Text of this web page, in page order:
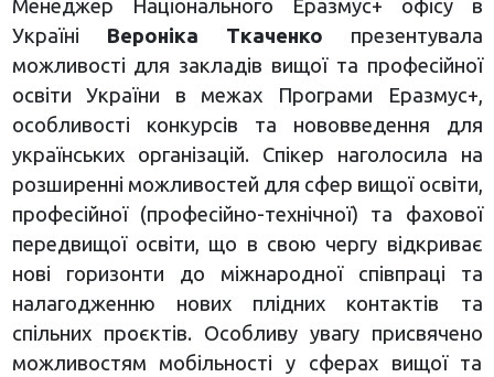
Менеджер Національного Еразмус+ офісу в
Україні Вероніка Ткаченко презентувала
можливості для закладів вищої та професійної
освіти України в межах Програми Еразмус+,
особливості конкурсів та нововведення для
українських організацій. Спікер наголосила на
розширенні можливостей для сфер вищої освіти,
професійної (професійно-технічної) та фахової
передвищої освіти, що в свою чергу відкриває
нові горизонти до міжнародної співпраці та
налагодженню нових плідних контактів та
спільних проєктів. Особливу увагу присвячено
можливостям мобільності у сферах вищої та